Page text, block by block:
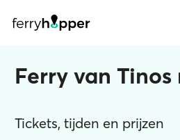
Ferry van
Tickets, tijden en prijzen